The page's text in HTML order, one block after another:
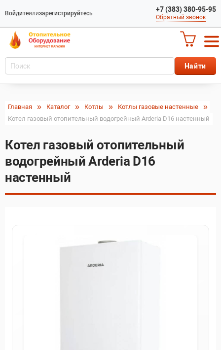
Войдитеилизарегистрируйтесь +7 (383) 380-95-95
Обратный звонок
Главная Каталог Котлы
Котлы газовые настенные
Котел газовый отопительный водогрейный Arderia D16 настенный
Котел газовый отопительный
водогрейный Arderia D16
настенный